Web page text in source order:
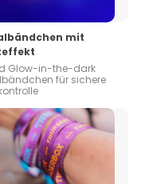
mit
Glow-in-the-dark
für sichere